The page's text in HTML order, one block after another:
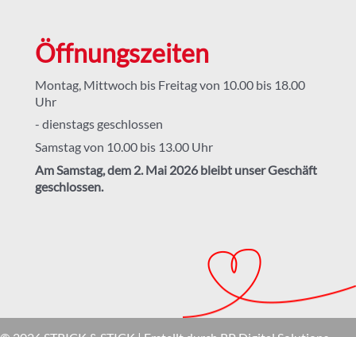
Öffnungszeiten
Montag, Mittwoch bis Freitag von 10.00 bis 18.00
Uhr
- dienstags geschlossen
Samstag von 10.00 bis 13.00 Uhr
Am Samstag, dem 2. Mai 2026 bleibt unser Geschäft
geschlossen.